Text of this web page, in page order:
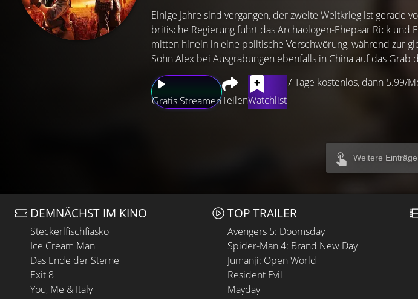
Gratis StreamenTeilenWatchlist
7 Tage kostenlos, dann 5.99/
Einige Jahre sind vergangen, der zweite Weltkrieg ist gerade
britische Regierung führt das Archäologen-Ehepaar Rick und
mitten hinein in eine politische Verschwörung, während zur
Sohn Alex bei Ausgrabungen ebenfalls in China auf das Grab
Weitere
DEMNÄCHST IM KINO
Steckerlfischfiasko
Ice Cream Man
Das Ende der Sterne
Exit 8
You, Me & Italy
TOP TRAILER
Avengers 5: Doomsday
Spider-Man 4: Brand New Day
Jumanji: Open World
Resident Evil
Mayday